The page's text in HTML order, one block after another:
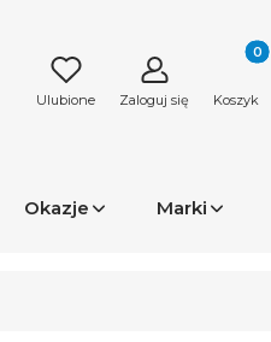
Ulubione Zaloguj się Koszyk
Okazje Marki